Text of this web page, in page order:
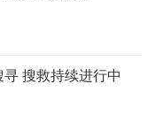
搜救持续进行中